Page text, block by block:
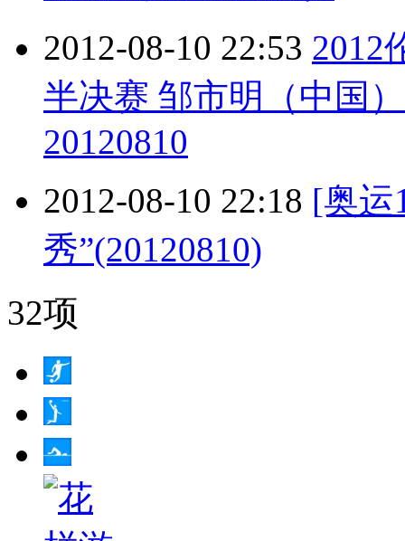
2012-08-10 22:53 2012
半决赛 邹市明（中国
20120810
2012-08-10 22:18 [奥运
秀”(20120810)
32项